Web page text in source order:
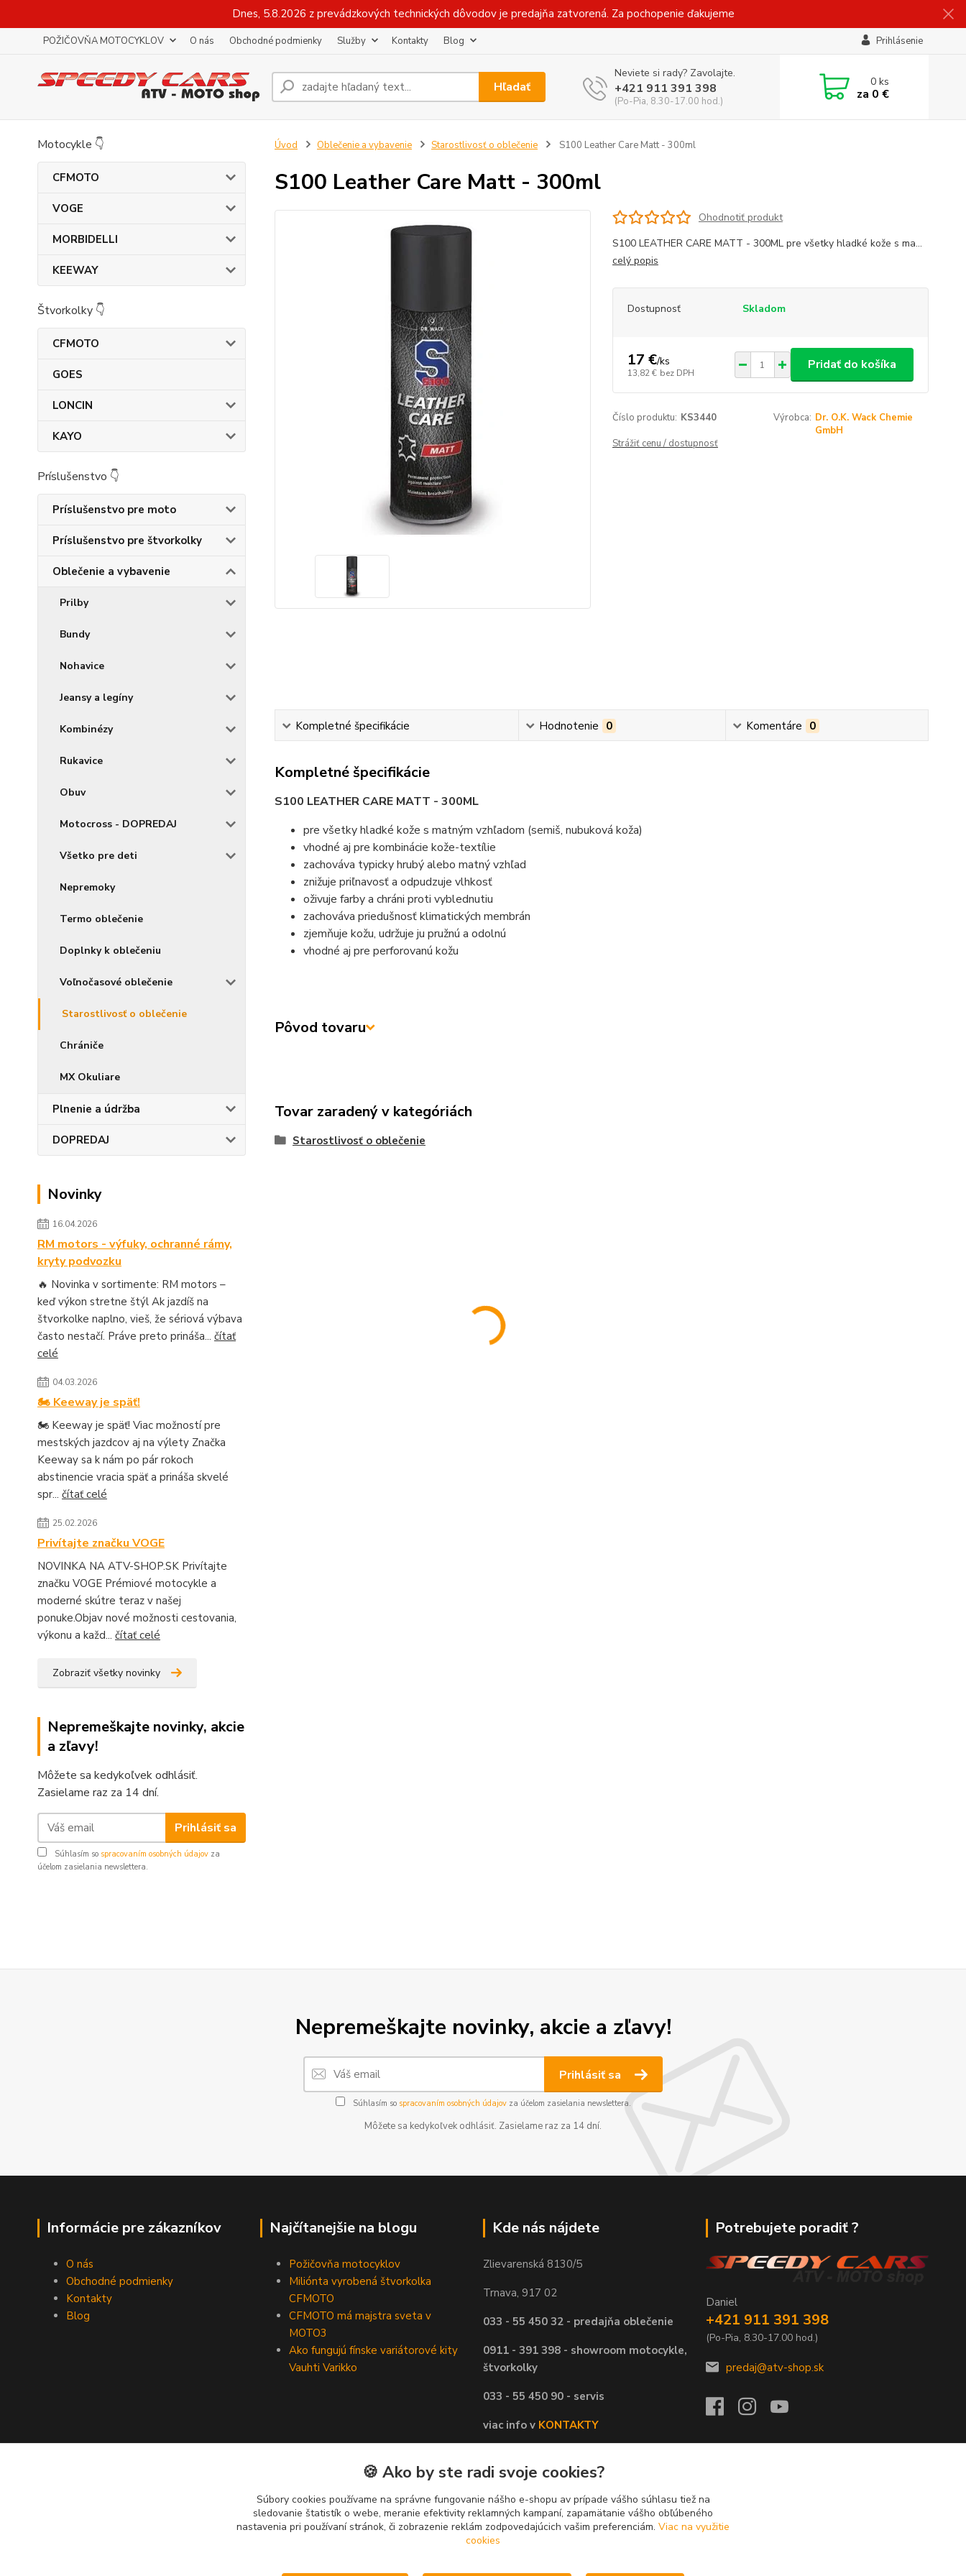
Dnes, 5.8.2026 z prevádzkových technických dôvodov je predajňa zatvorená. Za pochopenie ďakujeme
POŽIČOVŇA MOTOCYKLOV O nás Obchodné podmienky Služby Kontakty Blog Prihlásenie
Hľadať
Neviete si rady? Zavolajte.
+421 911 391 398
(Po-Pia, 8.30-17.00 hod.)
0ks
za 0 €
Motocykle 👇
CFMOTO
VOGE
MORBIDELLI
KEEWAY
Štvorkolky 👇
CFMOTO
GOES
LONCIN
KAYO
Príslušenstvo 👇
Príslušenstvo pre moto
Príslušenstvo pre štvorkolky
Oblečenie a vybavenie
Prilby
Bundy
Nohavice
Jeansy a legíny
Kombinézy
Rukavice
Obuv
Motocross - DOPREDAJ
Všetko pre deti
Nepremoky
Termo oblečenie
Doplnky k oblečeniu
Voľnočasové oblečenie
Starostlivosť o oblečenie
Chrániče
MX Okuliare
Plnenie a údržba
DOPREDAJ
Novinky
16.04.2026
RM motors - výfuky, ochranné rámy,
kryty podvozku
🔥 Novinka v sortimente: RM motors –
keď výkon stretne štýl Ak jazdíš na
štvorkolke naplno, vieš, že sériová výbava
často nestačí. Práve preto prináša... čítať
celé
04.03.2026
🏍️ Keeway je späť!
🏍️ Keeway je späť! Viac možností pre
mestských jazdcov aj na výlety Značka
Keeway sa k nám po pár rokoch
abstinencie vracia späť a prináša skvelé
spr... čítať celé
25.02.2026
Privítajte značku VOGE
NOVINKA NA ATV-SHOP.SK Privítajte
značku VOGE Prémiové motocykle a
moderné skútre teraz v našej
ponuke.Objav nové možnosti cestovania,
výkonu a každ... čítať celé
Zobraziť všetky novinky
Nepremeškajte novinky, akcie
a zľavy!
Môžete sa kedykoľvek odhlásiť.
Zasielame raz za 14 dní.
Prihlásiť sa
Súhlasím so spracovaním osobných údajov za
účelom zasielania newslettera.
Úvod Oblečenie a vybavenie Starostlivosť o oblečenie S100 Leather Care Matt - 300ml
S100 Leather Care Matt - 300ml
Ohodnotiť produkt
S100 LEATHER CARE MATT - 300ML pre všetky hladké kože s ma...
celý popis
Dostupnosť Skladom
17 €/ks
13,82 € bez DPH
Pridať do košíka
Číslo produktu: KS3440 Výrobca: Dr. O.K. Wack Chemie
GmbH
Strážiť cenu / dostupnosť
Kompletné špecifikácie Hodnotenie 0 Komentáre 0
Kompletné špecifikácie
S100 LEATHER CARE MATT - 300ML
pre všetky hladké kože s matným vzhľadom (semiš, nubuková koža)
vhodné aj pre kombinácie kože-textílie
zachováva typicky hrubý alebo matný vzhľad
znižuje priľnavosť a odpudzuje vlhkosť
oživuje farby a chráni proti vyblednutiu
zachováva priedušnosť klimatických membrán
zjemňuje kožu, udržuje ju pružnú a odolnú
vhodné aj pre perforovanú kožu
Pôvod tovaru
Tovar zaradený v kategóriách
Starostlivosť o oblečenie
Nepremeškajte novinky, akcie a zľavy!
Prihlásiť sa
Súhlasím so spracovaním osobných údajovza účelom zasielania newslettera.
Môžete sa kedykoľvek odhlásiť. Zasielame raz za 14 dní.
Informácie pre zákazníkov
O nás
Obchodné podmienky
Kontakty
Blog
Najčítanejšie na blogu
Požičovňa motocyklov
Miliónta vyrobená štvorkolka
CFMOTO
CFMOTO má majstra sveta v
MOTO3
Ako fungujú fínske variátorové kity
Vauhti Varikko
Kde nás nájdete
Zlievarenská 8130/5
Trnava, 917 02
033 - 55 450 32 - predajňa oblečenie
0911 - 391 398 - showroom motocykle,
štvorkolky
033 - 55 450 90 - servis
viac info v KONTAKTY
Potrebujete poradiť ?
Daniel
+421 911 391 398
(Po-Pia, 8.30-17.00 hod.)
predaj@atv-shop.sk
🍪 Ako by ste radi svoje cookies?
Súbory cookies používame na správne fungovanie nášho e-shopu av prípade vášho súhlasu tiež na
sledovanie štatistík o webe, meranie efektivity reklamných kampaní, zapamätanie vášho obľúbeného
nastavenia pri používaní stránok, či zobrazenie reklám zodpovedajúcich vašim preferenciám. Viac na využitie
cookies